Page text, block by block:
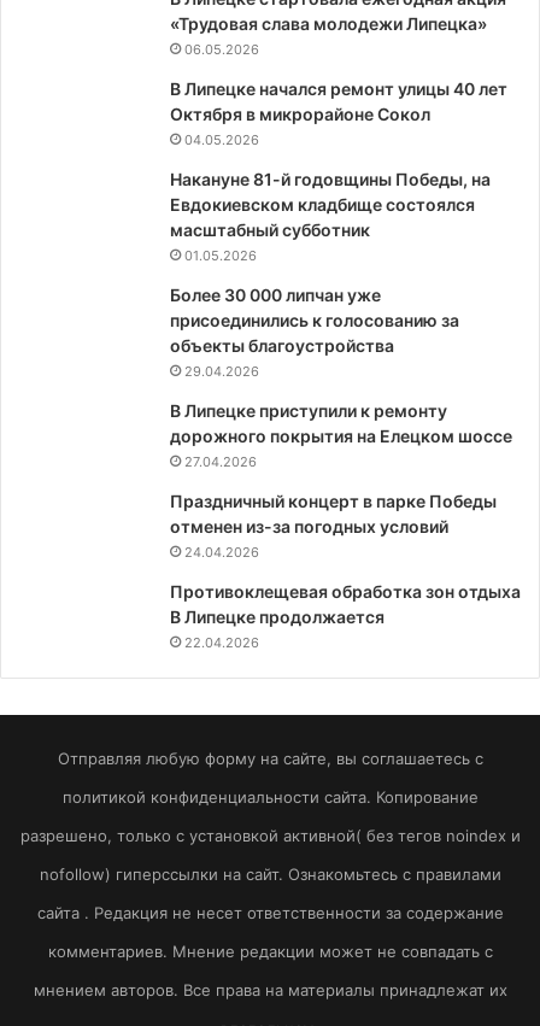
«Трудовая слава молодежи Липецка»
06.05.2026
В Липецке начался ремонт улицы 40 лет
Октября в микрорайоне Сокол
04.05.2026
Накануне 81-й годовщины Победы, на
Евдокиевском кладбище состоялся
масштабный субботник
01.05.2026
Более 30 000 липчан уже
присоединились к голосованию за
объекты благоустройства
29.04.2026
В Липецке приступили к ремонту
дорожного покрытия на Елецком шоссе
27.04.2026
Праздничный концерт в парке Победы
отменен из-за погодных условий
24.04.2026
Противоклещевая обработка зон отдыха
В Липецке продолжается
22.04.2026
Отправляя любую форму на сайте, вы соглашаетесь с
политикой конфиденциальности сайта. Копирование
разрешено, только с установкой активной( без тегов noindex и
nofollow) гиперссылки на сайт. Ознакомьтесь с правилами
сайта . Редакция не несет ответственности за содержание
комментариев. Мнение редакции может не совпадать с
мнением авторов. Все права на материалы принадлежат их